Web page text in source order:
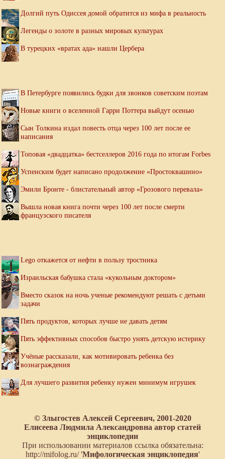
Долгий путь Одиссея домой обратится из мифа в реальность
Легенды о золоте в разных мировых культурах
В турецких «вратах ада» нашли Цербера
В Петербурге появились будки для звонков советским поэтам
Новые книги о вселенной Гарри Поттера выйдут осенью
Сын Толкина издал повесть отца через 100 лет после ее
написания
Топовая «двадцатка» бестселлеров 2016 года по итогам Forbes
Успенским будет написано продолжение «Простоквашино»
Эмили Бронте - блистательный автор «Грозового перевала»
Вышла новая книга почти через 100 лет после смерти
французского писателя
Lego откажется от нефти в пользу тростника
Израильская бабушка стала «кукольным доктором»
Вместо сказок на ночь ученые рекомендуют решать с детьми
задачи
Пять продуктов, которых лучше не давать детям
Пять эффективных способов быстро унять детскую истерику
Учёные рассказали, как мотивировать ребенка без
вознаграждения
Для лучшего развития ребенку нужен минимум игрушек
© Злыгостев Алексей Сергеевич, 2001-2020
Елисеева Людмила Александровна автор статей
энциклопедии
При использовании материалов ссылка обязательна:
http://mifolog.ru/ 'Мифологическая энциклопедия'